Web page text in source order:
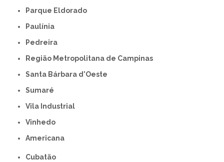
Parque Eldorado
Paulínia
Pedreira
Região Metropolitana de Campinas
Santa Bárbara d'Oeste
Sumaré
Vila Industrial
Vinhedo
americana
Cubatão